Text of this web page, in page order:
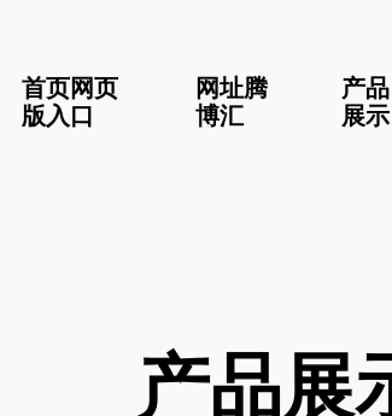
首页网页
版入口
网址腾
博汇
产品
展示
产品展